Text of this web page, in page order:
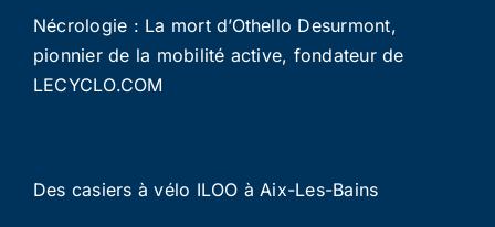
Nécrologie : La mort d’Othello Desurmont,
pionnier de la mobilité active, fondateur de
LECYCLO.COM
Des casiers à vélo ILOO à Aix-Les-Bains